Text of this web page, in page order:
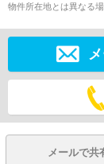
物件所在地とは異なる
メールで共